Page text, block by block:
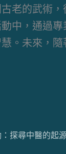
老的武術
中，通過
。未來，
探尋中醫的起